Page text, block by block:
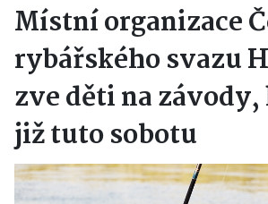
Místní organizace
rybářského svazu
zve děti na
již tuto sobotu